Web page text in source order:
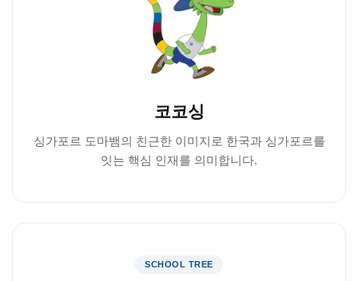
코코싱
싱가포르 도마뱀의 친근한 이미지로 한국과 싱가포르를
잇는 핵심 인재를 의미합니다.
SCHOOL TREE